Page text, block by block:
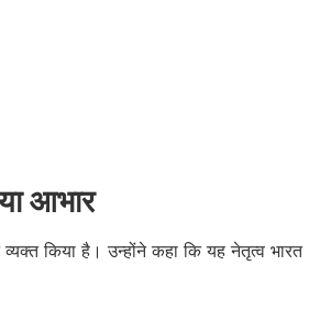
आभार
किया है। उन्होंने कहा कि यह नेतृत्व भारत